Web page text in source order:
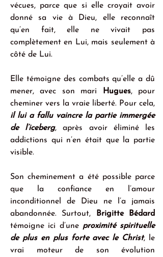
vécues, parce que si elle croyait avoir
donné sa vie à Dieu, elle reconnaît
qu’en fait, elle ne vivait pas
complètement en Lui, mais seulement à
côté de Lui.
Elle témoigne des combats qu’elle a dû
mener, avec son mari
Hugues, pour
il lui a fallu vaincre la partie immergée
de l’iceberg, après avoir éliminé les
addictions qui n’en était que la partie
visible.
Son cheminement a été possible parce
que la confiance en l’amour
inconditionnel de Dieu ne l’a jamais
abandonnée. Surtout,
témoigne ici d’une proximité spirituelle
de plus en plus forte avec le Christ, le
vrai moteur de son évolution